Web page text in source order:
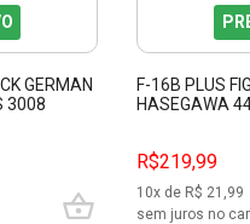
GERMAN
3008
F-16B PLUS
HASEGAWA
R$219,99
10x de R$ 21,99
sem juros no